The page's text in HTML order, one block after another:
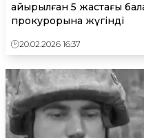
айырылған 5 жастағы
прокурорына жүгінді
20.02.2026 16:37